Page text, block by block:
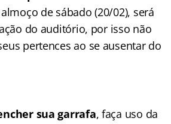
de sábado (20/02), será
do auditório, por isso não
pertences ao se ausentar do
sua garrafa, faça uso da